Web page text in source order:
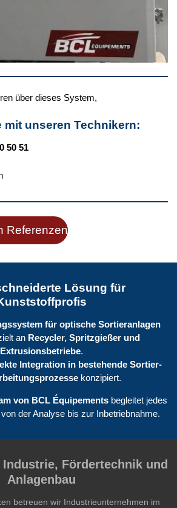
über dieses System,
mit unseren Technikern:
50 51
Referenzen
Lösung für
für optische Sortieranlagen
an Recycler, Spritzgießer und
Extrusionsbetriebe.
Integration in bestehende Sortier-
konzipiert.
von BCL Équipements begleitet jedes
der Analyse bis zur Inbetriebnahme.
Fördertechnik und
Anlagenbau
betreuen wir Industrieunternehmen im